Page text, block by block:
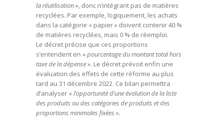
la réutilisation», donc n’intégrant pas de matières
recyclées. Par exemple, logiquement, les achats
dans la catégorie « papier » doivent contenir 40 %
de matières recyclées, mais 0 % de réemploi.
Le décret précise que ces proportions
s’entendent en « pourcentage du montant total hors
taxe de la dépense». Le décret prévoit enfin une
évaluation des effets de cette réforme au plus
tard au 31 décembre 2022. Ce bilan permettra
d’analyser « l’opportunité d’une évolution de la liste
des produits ou des catégories de produits et des
proportions minimales fixées ».